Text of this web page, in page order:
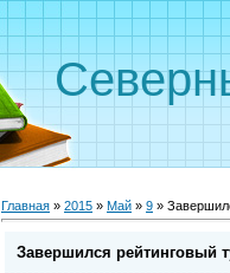
Главная » 2015 » Май » 9 »
Завершился рейтинговый